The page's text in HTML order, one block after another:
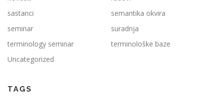
sastanci
semantika okvira
seminar
suradnja
terminology seminar
terminološke baze
Uncategorized
TAGS